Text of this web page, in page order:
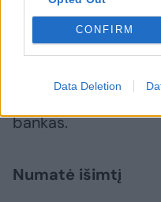
CONFIRM
Data Deletion
įskaitant
kreditingumo
pajamų santykio
pokyčių
bankas.
Numatė išimtį